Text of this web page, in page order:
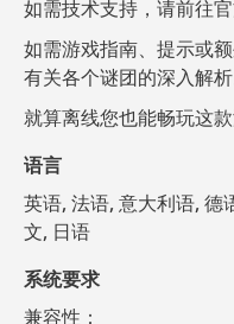
如需技术支持，请前往官
如需游戏指南、提示或
有关各个谜团的深入解析
就算离线您也能畅玩这款
语言
英语, 法语, 意大利语, 德语, 西班牙语, 俄语, 韩语, 简体中
文, 日语
系统要求
兼容性：